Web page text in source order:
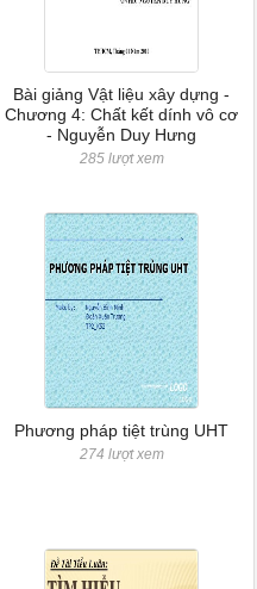
Bài giảng Vật liệu xây dựng -
Chương 4: Chất kết dính vô cơ
- Nguyễn Duy Hưng
285 lượt xem
Phương pháp tiệt trùng UHT
274 lượt xem